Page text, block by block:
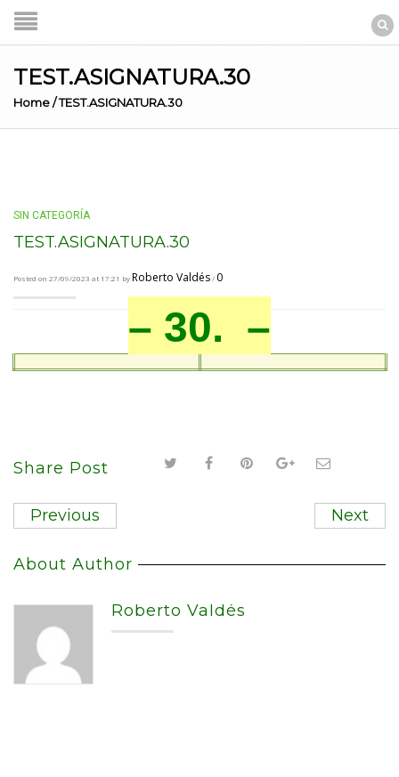
TEST.ASIGNATURA.30
Home/TEST.ASIGNATURA.30
SIN CATEGORÍA
TEST.ASIGNATURA.30
Posted on 27/09/2023 at 17:21 byRoberto Valdés/ 0
– 30. –
Share Post
Previous Next
About Author
Roberto Valdés